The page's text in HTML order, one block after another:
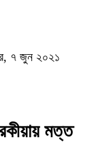
৭ জুন ২০২১
মত্ত